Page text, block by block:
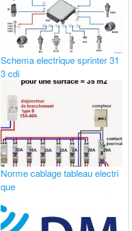
Schema electrique sprinter 31
3 cdi
Norme cablage tableau electri
que